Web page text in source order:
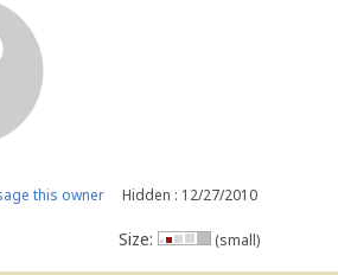
this owner Hidden : 12/27/2010
Size: (small)